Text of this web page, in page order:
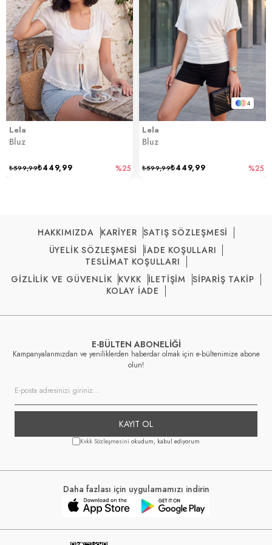
Lela
Bluz
₺449,99
₺599,99 %25
4
Lela
Bluz
₺449,99
₺599,99 %25
HAKKIMIZDA KARİYER SATIŞ SÖZLEŞMESİ
ÜYELİK SÖZLEŞMESİ
İADE KOŞULLARI
TESLİMAT KOŞULLARI
GİZLİLİK VE GÜVENLİK KVKK İLETİŞİM
SİPARİŞ TAKİP
KOLAY İADE
E-BÜLTEN ABONELİĞİ
Kampanyalarımızdan ve yeniliklerden haberdar olmak için e-bültenimize abone
olun!
KAYIT OL
Kvkk Sözleşmesini okudum, kabul ediyorum
Daha fazlası için uygulamamızı indirin